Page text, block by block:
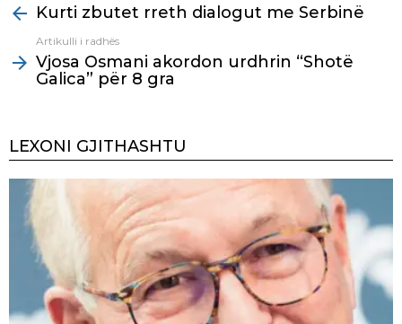
moreKurti zbutet rreth dialogut me Serbinë
Artikulli i radhës
Vjosa Osmani akordon urdhrin “Shotë
Galica” për 8 gra
LEXONI GJITHASHTU